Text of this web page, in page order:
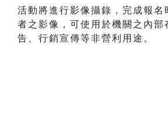
活動將進行影像攝錄，完成報名
者之影像，可使用於機關之內部
告、行銷宣傳等非營利用途。